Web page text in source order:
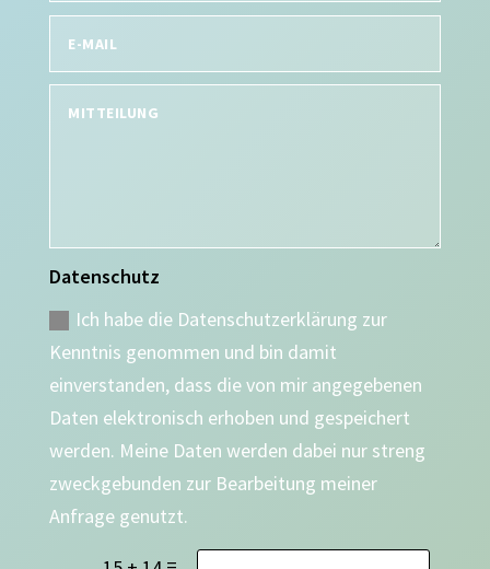
Datenschutz
Ich habe die Datenschutzerklärung zur
Kenntnis genommen und bin damit
einverstanden, dass die von mir angegebenen
Daten elektronisch erhoben und gespeichert
werden. Meine Daten werden dabei nur streng
zweckgebunden zur Bearbeitung meiner
Anfrage genutzt.